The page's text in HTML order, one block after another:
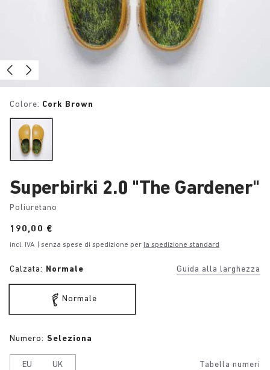
Colore: Cork Brown
Superbirki 2.0 "The Gardener"
Poliuretano
Price:
190,00 €
incl. IVA | senza spese di spedizione per la spedizione standard
Calzata: Normale Guida alla larghezza
Normale
Tabella numeri
Numero: Seleziona
EU UK